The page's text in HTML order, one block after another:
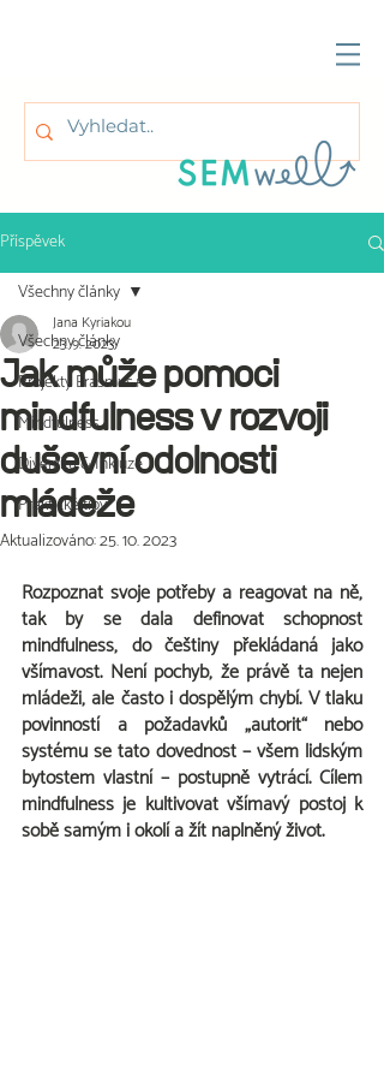
Příspěvek
Všechny články
Projekty Erasmus+
Mindfulness
Diverzita & Inkluze
Praktické tipy
Všechny články
Jak může pomoci
mindfulness v rozvoji
duševní odolnosti
mládeže
Jana Kyriakou
23. 9. 2023
Aktualizováno:25. 10. 2023
Rozpoznat svoje potřeby a reagovat na ně,
tak by se dala definovat schopnost
mindfulness, do češtiny překládaná jako
všímavost. Není pochyb, že právě ta nejen
mládeži, ale často i dospělým chybí. V tlaku
povinností a požadavků „autorit“ nebo
systému se tato dovednost – všem lidským
bytostem vlastní – postupně vytrácí. Cílem
mindfulness je kultivovat všímavý postoj k
sobě samým i okolí a žít naplněný život.